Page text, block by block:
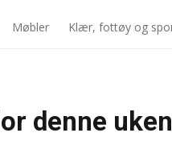
Møbler Klær, fottøy og
denne uken